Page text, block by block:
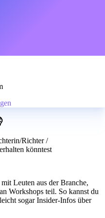
Richter /
könntest
Leuten aus der Branche,
Workshops teil. So kannst du
sogar Insider-Infos über